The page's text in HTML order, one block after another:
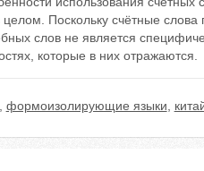
Поскольку счётные слова
слов не является
которые в них отражаются.
формоизолирующие языки